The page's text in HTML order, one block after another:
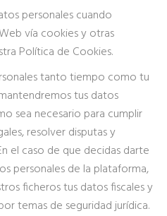
personales cuando
vía cookies y otras
Política de Cookies.
tanto tiempo como tu
tus datos
sea necesario para cumplir
resolver disputas y
el caso de que decidas darte
personales de la plataforma,
ficheros tus datos fiscales y
temas de seguridad jurídica.